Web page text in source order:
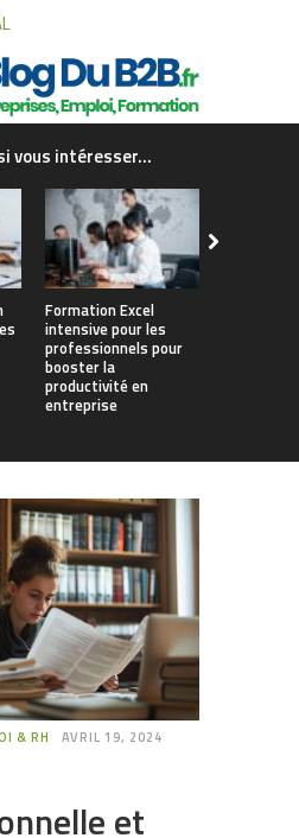
vous intéresser...
Formation Excel
intensive pour les
professionnels pour
booster la
productivité en
entreprise
& RH AVRIL 19, 2024
et